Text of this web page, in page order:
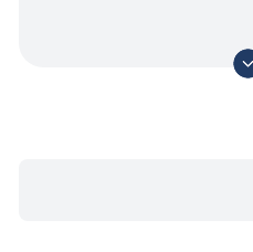
یا مخالفت با محتوای نظرات
مشابه دارند، انتشار نمی‌یابند